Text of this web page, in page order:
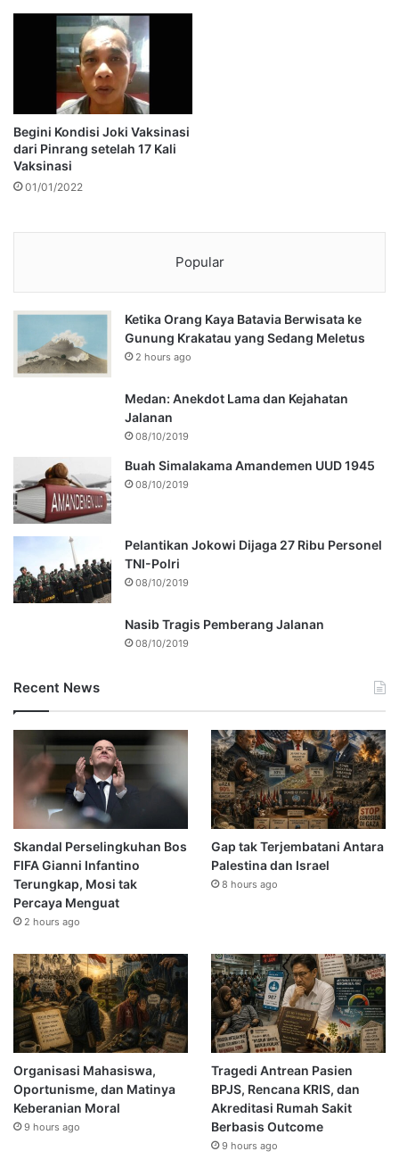
Begini Kondisi Joki Vaksinasi
dari Pinrang setelah 17 Kali
Vaksinasi
01/01/2022
Popular
Ketika Orang Kaya Batavia Berwisata ke
Gunung Krakatau yang Sedang Meletus
2 hours ago
Medan: Anekdot Lama dan Kejahatan
Jalanan
08/10/2019
Buah Simalakama Amandemen UUD 1945
08/10/2019
Pelantikan Jokowi Dijaga 27 Ribu Personel
TNI-Polri
08/10/2019
Nasib Tragis Pemberang Jalanan
08/10/2019
Recent News
Skandal Perselingkuhan Bos
FIFA Gianni Infantino
Terungkap, Mosi tak
Percaya Menguat
2 hours ago
Gap tak Terjembatani Antara
Palestina dan Israel
8 hours ago
Organisasi Mahasiswa,
Oportunisme, dan Matinya
Keberanian Moral
9 hours ago
Tragedi Antrean Pasien
BPJS, Rencana KRIS, dan
Akreditasi Rumah Sakit
Berbasis Outcome
9 hours ago